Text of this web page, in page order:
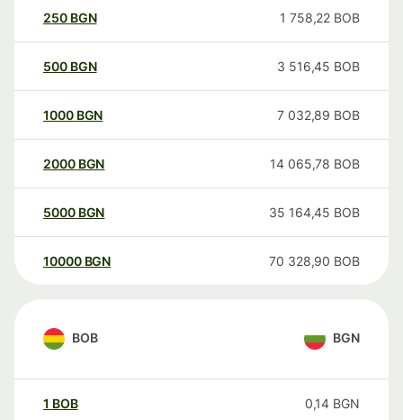
250 BGN 1 758,22 BOB
500 BGN 3 516,45 BOB
1000 BGN 7 032,89 BOB
2000 BGN 14 065,78 BOB
5000 BGN 35 164,45 BOB
10000 BGN 70 328,90 BOB
BOB BGN
1 BOB 0,14 BGN